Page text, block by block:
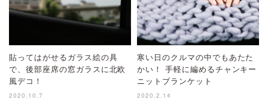
貼ってはがせるガラス絵の具
で、後部座席の窓ガラスに北欧
風デコ！
2020.10.7
寒い日のクルマの中でもあたた
かい！ 手軽に編めるチャンキー
ニットブランケット
2020.2.14